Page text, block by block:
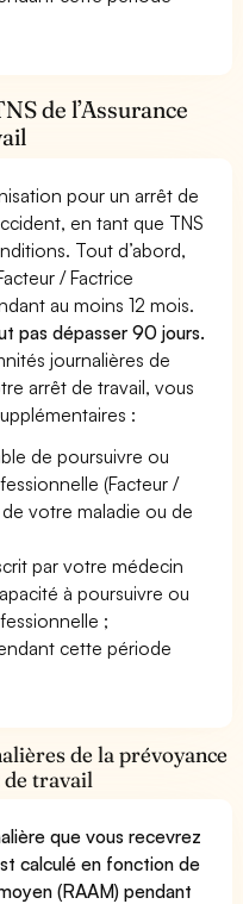
de l’Assurance
pour un arrêt de
en tant que TNS
Tout d’abord,
/ Factrice
au moins 12 mois.
pas dépasser 90 jours.
journalières de
arrêt de travail, vous
:
de poursuivre ou
(Facteur /
votre maladie ou de
par votre médecin
à poursuivre ou
;
cette période
de la prévoyance
de travail
que vous recevrez
calculé en fonction de
(RAAM) pendant